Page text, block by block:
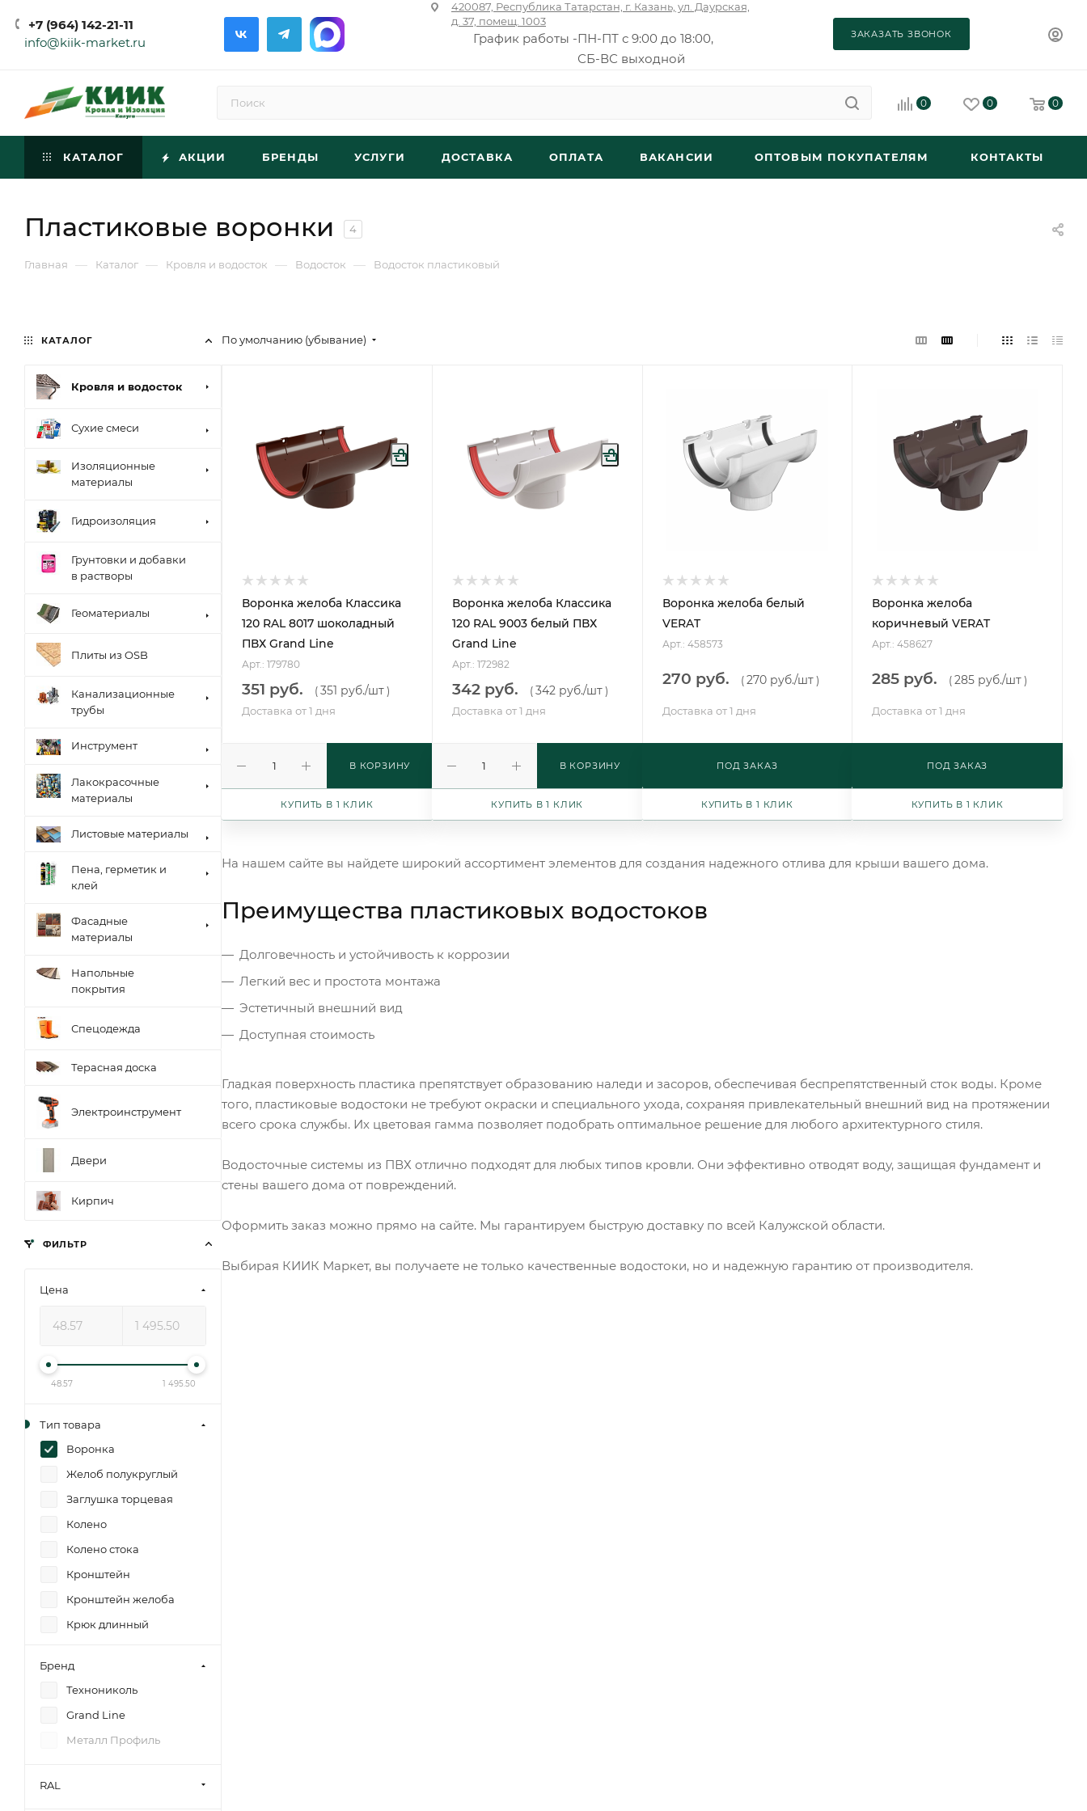
+7 (964) 142-21-11
info@kiik-market.ru
420087, Республика Татарстан, г. Казань, ул. Даурская,
д. 37, помещ. 1003
График работы -ПН-ПТ с 9:00 до 18:00,
СБ-ВС выходной
ЗАКАЗАТЬ ЗВОНОК
0 0 0
КАТАЛОГ АКЦИИ БРЕНДЫ УСЛУГИ ДОСТАВКА ОПЛАТА ВАКАНСИИ ОПТОВЫМ ПОКУПАТЕЛЯМ КОНТАКТЫ
Пластиковые воронки 4
Главная — Каталог — Кровля и водосток — Водосток — Водосток пластиковый
По умолчанию (убывание)
Воронка желоба Классика
120 RAL 8017 шоколадный
ПВХ Grand Line
Арт.: 179780
351 руб. (351 руб./шт)
Доставка от 1 дня
В КОРЗИНУ
КУПИТЬ В 1 КЛИК
Воронка желоба Классика
120 RAL 9003 белый ПВХ
Grand Line
Арт.: 172982
342 руб. (342 руб./шт )
Доставка от 1 дня
В КОРЗИНУ
КУПИТЬ В 1 КЛИК
Воронка желоба белый
VERAT
Арт.: 458573
270 руб. (270 руб./шт )
Доставка от 1 дня
ПОД ЗАКАЗ
КУПИТЬ В 1 КЛИК
Воронка желоба
коричневый VERAT
Арт.: 458627
285 руб. (285 руб./шт )
Доставка от 1 дня
ПОД ЗАКАЗ
КУПИТЬ В 1 КЛИК
На нашем сайте вы найдете широкий ассортимент элементов для создания надежного отлива для крыши вашего дома.
Преимущества пластиковых водостоков
Долговечность и устойчивость к коррозии
Легкий вес и простота монтажа
Эстетичный внешний вид
Доступная стоимость
Гладкая поверхность пластика препятствует образованию наледи и засоров, обеспечивая беспрепятственный сток воды. Кроме
того, пластиковые водостоки не требуют окраски и специального ухода, сохраняя привлекательный внешний вид на протяжении
всего срока службы. Их цветовая гамма позволяет подобрать оптимальное решение для любого архитектурного стиля.
Водосточные системы из ПВХ отлично подходят для любых типов кровли. Они эффективно отводят воду, защищая фундамент и
стены вашего дома от повреждений.
Оформить заказ можно прямо на сайте. Мы гарантируем быструю доставку по всей Калужской области.
Выбирая КИИК Маркет, вы получаете не только качественные водостоки, но и надежную гарантию от производителя.
КАТАЛОГ
Кровля и водосток
Сухие смеси
Изоляционные
материалы
Гидроизоляция
Грунтовки и добавки
в растворы
Геоматериалы
Плиты из OSB
Канализационные
трубы
Инструмент
Лакокрасочные
материалы
Листовые материалы
Пена, герметик и
клей
Фасадные
материалы
Напольные
покрытия
Спецодежда
Терасная доска
Электроинструмент
Двери
Кирпич
ФИЛЬТР
Цена
48.57 1 495.50
Тип товара
Воронка
Желоб полукруглый
Заглушка торцевая
Колено
Колено стока
Кронштейн
Кронштейн желоба
Крюк длинный
Муфта трубы
Соединитель трубы
Бренд
Технониколь
Grand Line
Металл Профиль
RAL